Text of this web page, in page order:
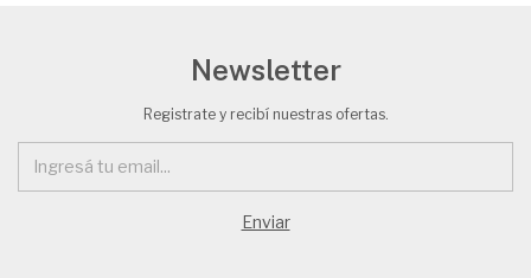
Newsletter
Registrate y recibí nuestras ofertas.